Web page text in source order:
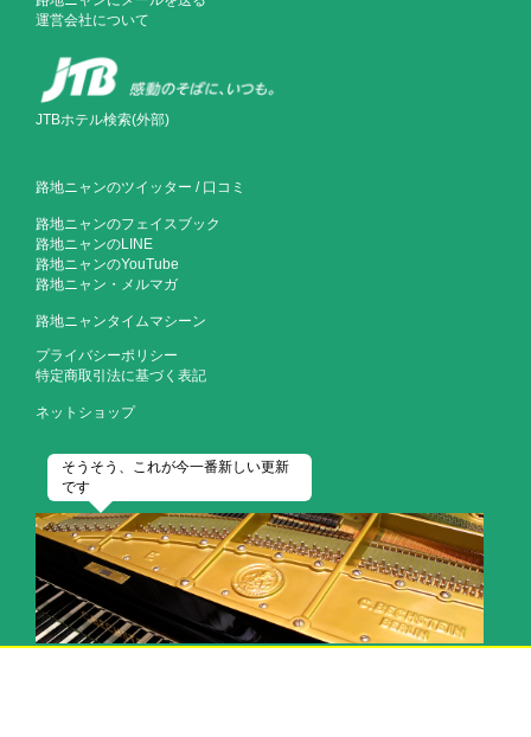
運営会社について
JTBホテル検索(外部)
路地ニャンのツイッター / 口コミ
路地ニャンのフェイスブック
路地ニャンのLINE
路地ニャンのYouTube
路地ニャン・メルマガ
路地ニャンタイムマシーン
プライバシーポリシー
特定商取引法に基づく表記
ネットショップ
そうそう、これが今一番新しい更新
です